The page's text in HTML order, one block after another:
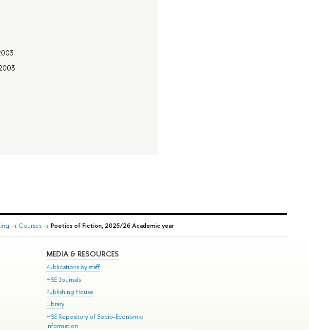
→ Courses→ Poetics of Fiction, 2025/26 Academic year
MEDIA & RESOURCES
Publications by staff
HSE Journals
Publishing House
Library
HSE Repository of Socio-Economic
Information